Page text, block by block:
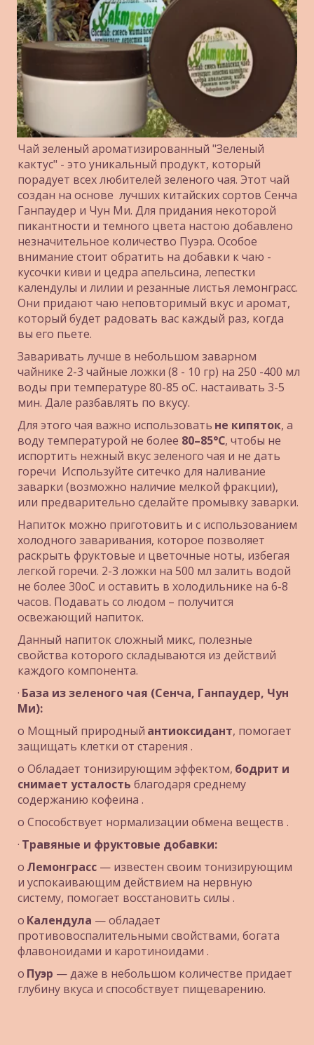
Чай зеленый ароматизированный "Зеленый
кактус" - это уникальный продукт, который
порадует всех любителей зеленого чая. Этот чай
создан на основе  лучших китайских сортов Сенча
Ганпаудер и Чун Ми. Для придания некоторой
пикантности и темного цвета настою добавлено
незначительное количество Пуэра. Особое
внимание стоит обратить на добавки к чаю -
кусочки киви и цедра апельсина, лепестки
календулы и лилии и резанные листья лемонграсс.
Они придают чаю неповторимый вкус и аромат,
который будет радовать вас каждый раз, когда
вы его пьете.
Заваривать лучше в небольшом заварном
чайнике 2-3 чайные ложки (8 - 10 гр) на 250 -400 мл
воды при температуре 80-85 оС. настаивать 3-5
мин. Дале разбавлять по вкусу.
Для этого чая важно использовать не кипяток, а
воду температурой не более 80–85°C, чтобы не
испортить нежный вкус зеленого чая и не дать
горечи  Используйте ситечко для наливание
заварки (возможно наличие мелкой фракции),
или предварительно сделайте промывку заварки.
Напиток можно приготовить и с использованием
холодного заваривания, которое позволяет
раскрыть фруктовые и цветочные ноты, избегая
легкой горечи. 2-3 ложки на 500 мл залить водой
не более 30оС и оставить в холодильнике на 6-8
часов. Подавать со людом – получится
освежающий напиток.
Данный напиток сложный микс, полезные
свойства которого складываются из действий
каждого компонента.
· База из зеленого чая (Сенча, Ганпаудер, Чун
Ми):
o Мощный природный антиоксидант, помогает
защищать клетки от старения .
o Обладает тонизирующим эффектом, бодрит и
снимает усталость благодаря среднему
содержанию кофеина .
o Способствует нормализации обмена веществ .
· Травяные и фруктовые добавки:
o Лемонграсс — известен своим тонизирующим
и успокаивающим действием на нервную
систему, помогает восстановить силы .
o Календула — обладает
противовоспалительными свойствами, богата
флавоноидами и каротиноидами .
o Пуэр — даже в небольшом количестве придает
глубину вкуса и способствует пищеварению.